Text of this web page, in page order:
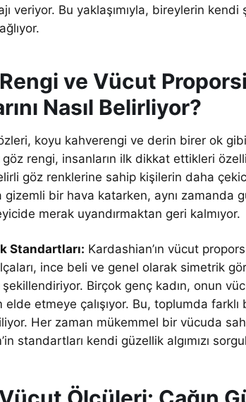
veriyor. Bu yaklaşımıyla, bireylerin kendi
ve Vücut
Nasıl Belirliyor?
koyu kahverengi ve derin birer ok
rengi, insanların ilk dikkat ettikleri
göz renklerine sahip kişilerin daha
gizemli bir hava katarken, aynı zamanda
merak uyandırmaktan geri kalmıyor.
Standartları: Kardashian’ın vücut
ince beli ve genel olarak simetrik
Birçok genç kadın, onun
etmeye çalışıyor. Bu, toplumda farklı
Her zaman mükemmel bir vücuda
standartları kendi güzellik algımızı